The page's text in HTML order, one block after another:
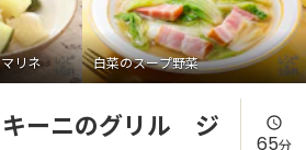
問い合わせ
とは
リネ 白菜のスープ野菜
キーニのグリル ジ
65分